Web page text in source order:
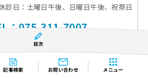
記事検索 お問い合わせ メニュー
診日：土曜日午後、日曜日午後、祝祭日
： 075-311-7007
ホームページ
目次